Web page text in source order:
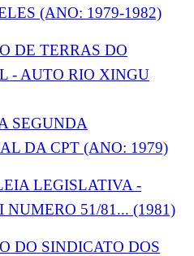
(ANO: 1979-1982)
DE TERRAS DO
- AUTO RIO XINGU
SEGUNDA
DA CPT (ANO: 1979)
LEGISLATIVA -
NUMERO 51/81... (1981)
DO SINDICATO DOS